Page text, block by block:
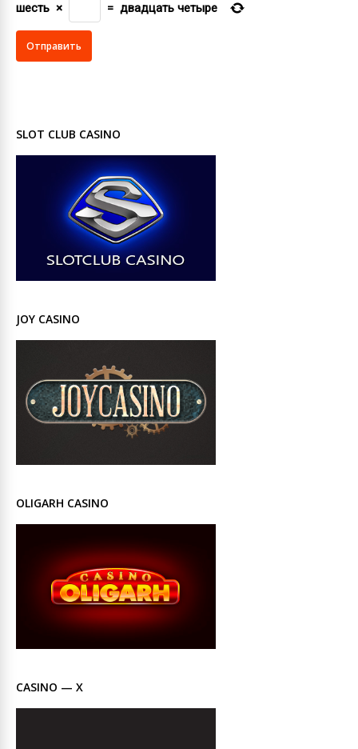
шесть × = двадцать четыре
SLOT CLUB CASINO
JOY CASINO
OLIGARH CASINO
CASINO — X